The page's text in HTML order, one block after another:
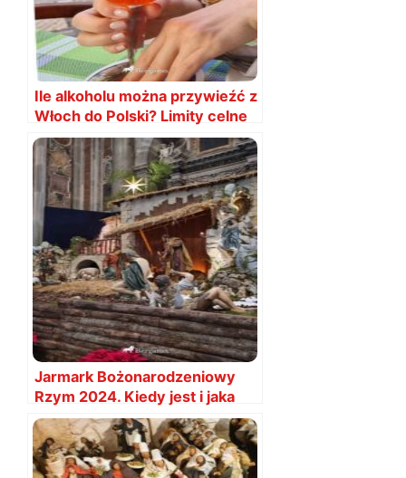
Ile alkoholu można przywieźć z
Włoch do Polski? Limity celne
Jarmark Bożonarodzeniowy
Rzym 2024. Kiedy jest i jaka
data?